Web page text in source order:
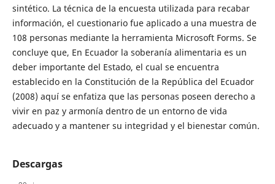
sintético. La técnica de la encuesta utilizada para recabar
información, el cuestionario fue aplicado a una muestra de
108 personas mediante la herramienta Microsoft Forms. Se
concluye que, En Ecuador la soberanía alimentaria es un
deber importante del Estado, el cual se encuentra
establecido en la Constitución de la República del Ecuador
(2008) aquí se enfatiza que las personas poseen derecho a
vivir en paz y armonía dentro de un entorno de vida
adecuado y a mantener su integridad y el bienestar común.
Descargas